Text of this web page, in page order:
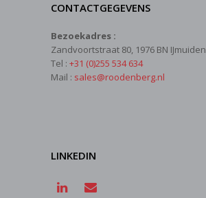
CONTACTGEGEVENS
Bezoekadres :
Zandvoortstraat 80, 1976 BN IJmuiden
Tel : +31 (0)255 534 634
Mail : sales@roodenberg.nl
LINKEDIN